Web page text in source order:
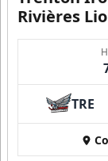
Rivières
TRE